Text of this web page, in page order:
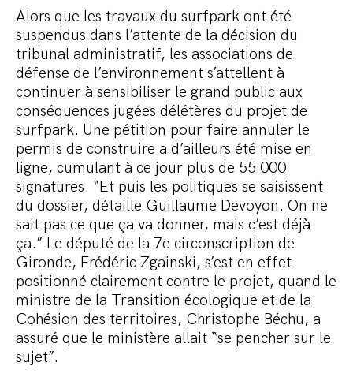
Alors que les travaux du surfpark ont été
suspendus dans l’attente de la décision du
tribunal administratif, les associations de
défense de l’environnement s’attellent à
continuer à sensibiliser le grand public aux
conséquences jugées délétères du projet de
surfpark. Une pétition pour faire annuler le
permis de construire a d’ailleurs été mise en
ligne, cumulant à ce jour plus de 55 000
signatures. “Et puis les politiques se saisissent
du dossier, détaille Guillaume Devoyon. On ne
sait pas ce que ça va donner, mais c’est déjà
ça.” Le député de la 7e circonscription de
Gironde, Frédéric Zgainski, s’est en effet
positionné clairement contre le projet, quand le
ministre de la Transition écologique et de la
Cohésion des territoires, Christophe Béchu, a
assuré que le ministère allait “se pencher sur le
sujet”.